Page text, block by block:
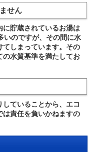
せん
貯蔵されているお湯は
いのですが、その間に水
しまっています。その
の水質基準を満たしてお
ていることから、エコ
は責任を負いかねますの